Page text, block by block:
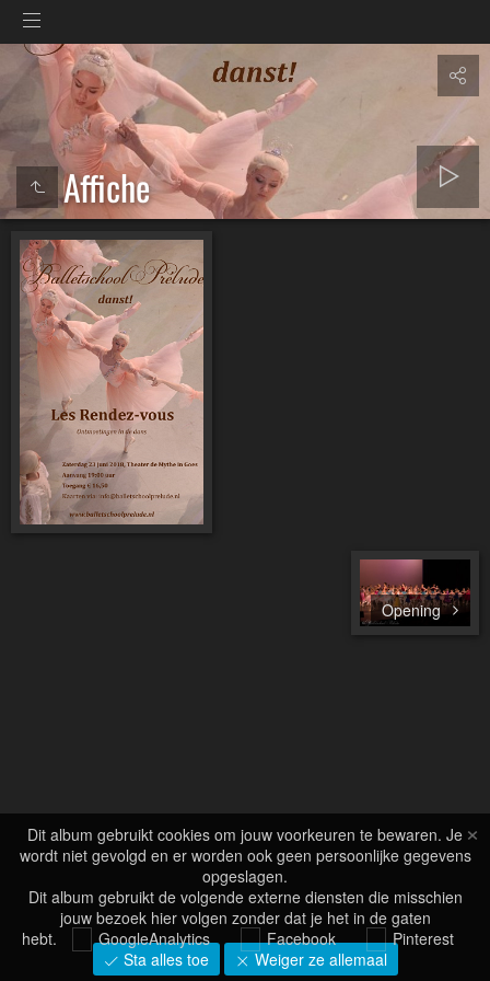
Affiche
Opening
×
Dit album gebruikt cookies om jouw voorkeuren te bewaren. Je
wordt niet gevolgd en er worden ook geen persoonlijke gegevens
opgeslagen.
Dit album gebruikt de volgende externe diensten die misschien
jouw bezoek hier volgen zonder dat je het in de gaten
hebt.
GoogleAnalytics Facebook
Pinterest
Sta alles toe
Weiger ze allemaal